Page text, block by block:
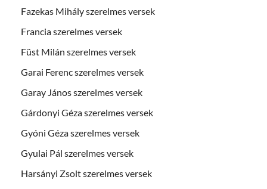
Fazekas Mihály szerelmes versek
Francia szerelmes versek
Füst Milán szerelmes versek
Garai Ferenc szerelmes versek
Garay János szerelmes versek
Gárdonyi Géza szerelmes versek
Gyóni Géza szerelmes versek
Gyulai Pál szerelmes versek
Harsányi Zsolt szerelmes versek